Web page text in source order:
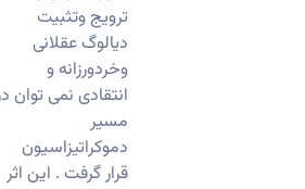
ترویج و‌تثبیت
دیالوگ عقلانی
و‌خردورزانه و
انتقادی نمی توان در
مسیر
دموکراتیزاسیون
قرار گرفت . این اثر